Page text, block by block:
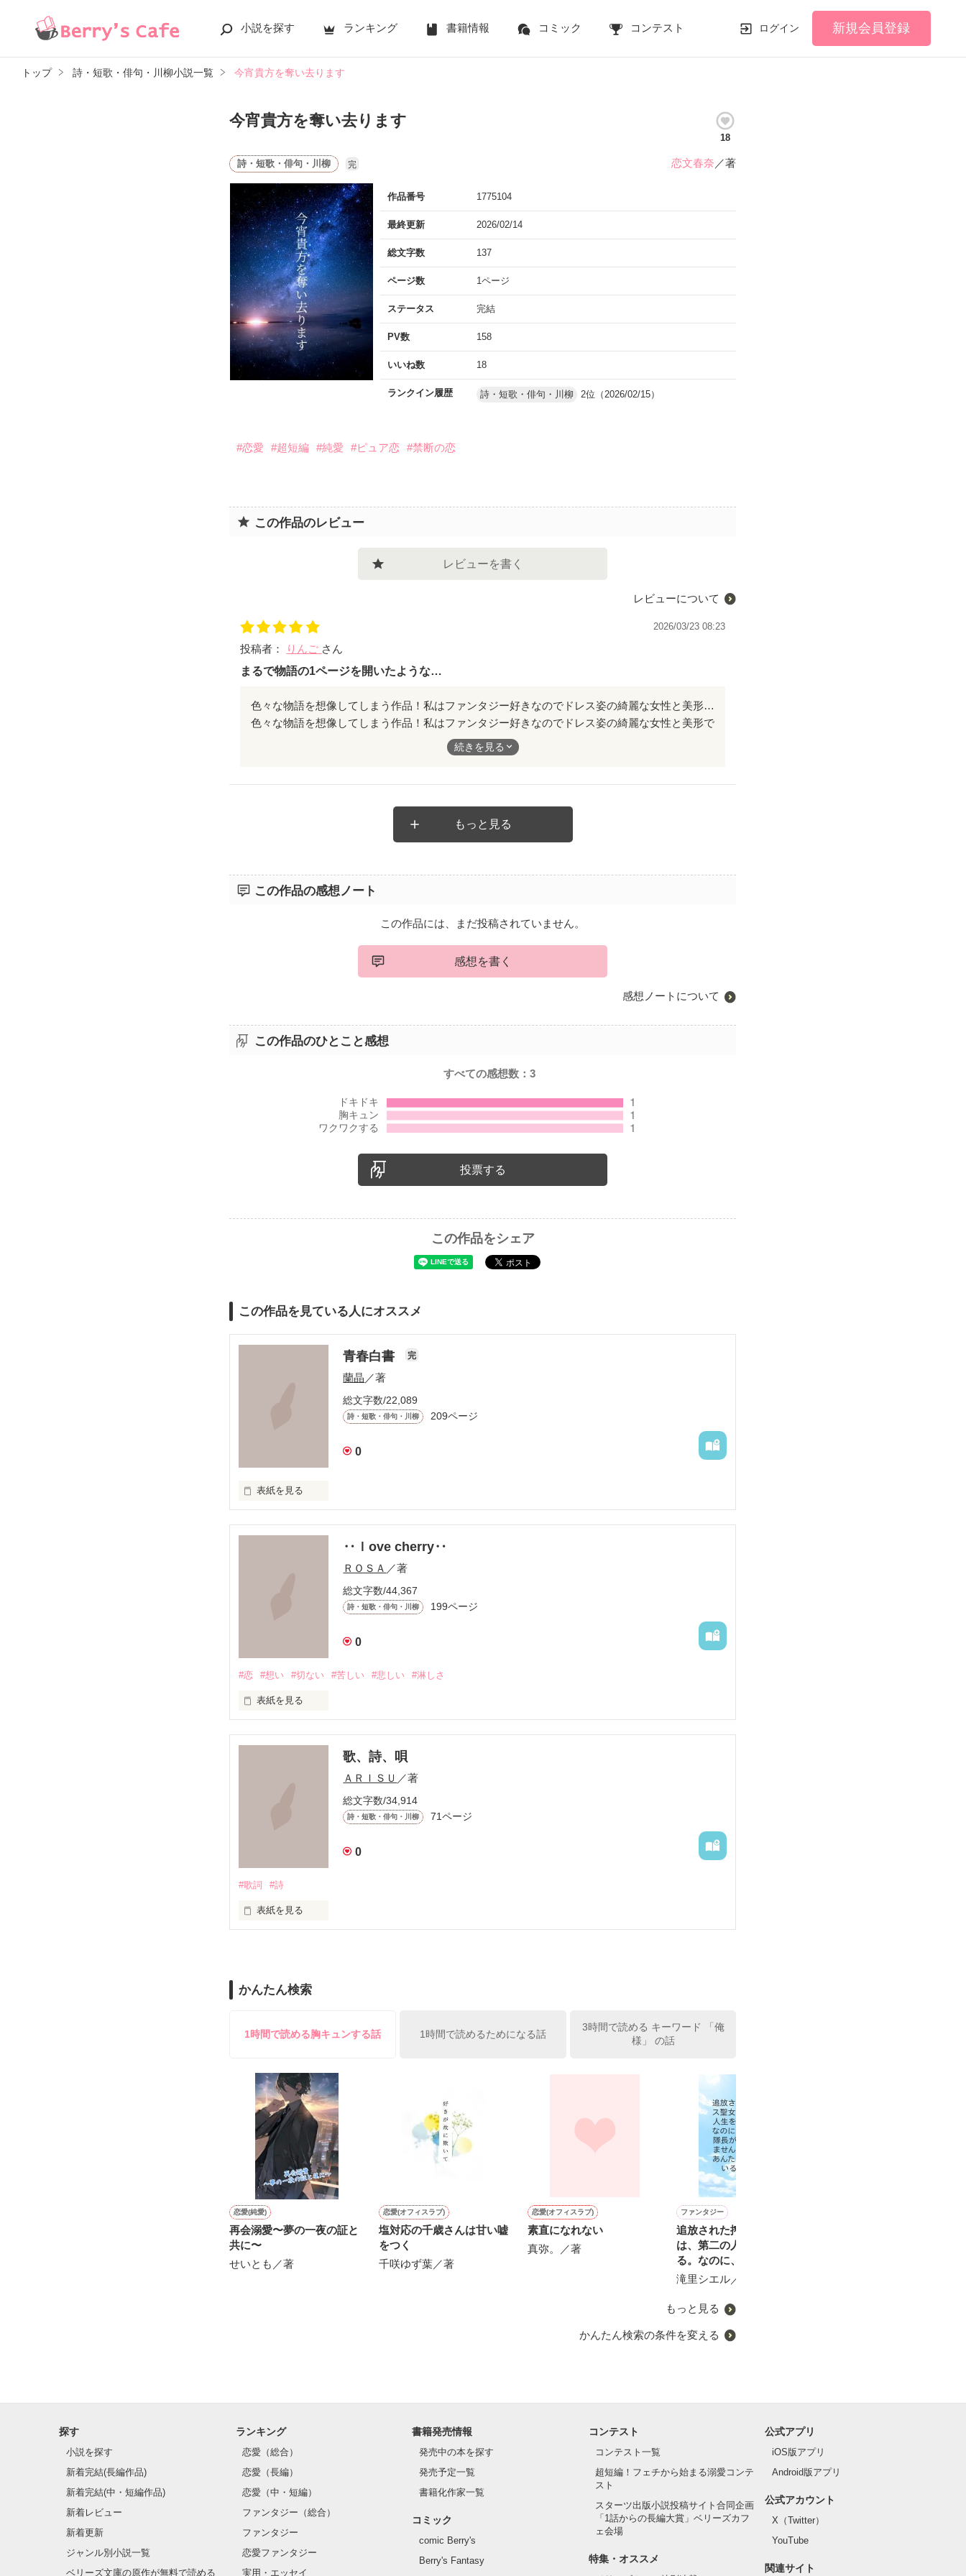
小説を探す ランキング 書籍情報 コミック コンテスト ログイン 新規会員登録
トップ 詩・短歌・俳句・川柳小説一覧 今宵貴方を奪い去ります
今宵貴方を奪い去ります
18
詩・短歌・俳句・川柳 完 恋文春奈 ／著
作品番号 1775104
最終更新 2026/02/14
総文字数 137
ページ数 1ページ
ステータス 完結
PV数 158
いいね数 18
ランクイン履歴 詩・短歌・俳句・川柳 2位（2026/02/15）
#恋愛 #超短編 #純愛 #ピュア恋 #禁断の恋
この作品のレビュー
レビューを書く
レビューについて
2026/03/23 08:23
投稿者： りんご さん
まるで物語の1ページを開いたような…
色々な物語を想像してしまう作品！私はファンタジー好きなのでドレス姿の綺麗な女性と美形で危うい感じの男性を想像してしまいました😍
色々な物語を想像してしまう作品！私はファンタジー好きなのでドレス姿の綺麗な女性と美形で
危うい感じの男性を想像してしまいました😍
続きを見る
もっと見る
この作品の感想ノート
この作品には、まだ投稿されていません。
感想を書く
感想ノートについて
この作品のひとこと感想
すべての感想数：3
投票する
この作品をシェア
この作品を見ている人にオススメ
青春白書 完
蘭晶 ／著
総文字数/22,089
詩・短歌・俳句・川柳 209ページ
0
表紙を見る
道は、浅く
もがいたふりをしていた
やっと君との
約束を守れる気がした
‥ｌove cherry‥
ＲＯＳＡ ／著
総文字数/44,367
詩・短歌・俳句・川柳 199ページ
0
#恋 #想い #切ない #苦しい #悲しい #淋しさ
表紙を見る
絶えず支配し続けては
ただひとつ
いつか辿り着けるまで
歌、詩、唄
ＡＲＩＳＵ ／著
総文字数/34,914
詩・短歌・俳句・川柳 71ページ
0
#歌詞 #詩
表紙を見る
嬉しいこと楽しいこと
きっと私達が生きてゆく中で
"かけがえのないもの"
だと思う。
恋をして、
初めて知る感情もある。
仕事をして、
何かを思い知ることもある。
それは、
想いも全部詰め込んで、
何かに残しておきたかった。
かんたん検索
1時間で読める胸キュンする話 1時間で読めるためになる話
3時間で読める キーワード 「俺
様」 の話
恋愛(純愛)
再会溺愛〜夢の一夜の証と
共に〜
せいとも／著
恋愛(オフィスラブ)
塩対応の千歳さんは甘い嘘
をつく
千咲ゆず葉／著
恋愛(オフィスラブ)
素直になれない
真弥。／著
ファンタジー
追放された搾りカス聖女
は、第二の人生を謳歌す
る。なのに、激重騎士隊長
が放してくれません！ な
んだべ!?
滝里シエル／著
もっと見る
かんたん検索の条件を変える
探す
小説を探す
新着完結(長編作品)
新着完結(中・短編作品)
新着レビュー
新着更新
ジャンル別小説一覧
ベリーズ文庫の原作が無料で読める
ランキング
恋愛（総合）
恋愛（長編）
恋愛（中・短編）
ファンタジー（総合）
ファンタジー
恋愛ファンタジー
実用・エッセイ
書籍発売情報
発売中の本を探す
発売予定一覧
書籍化作家一覧
コミック
comic Berry's
Berry's Fantasy
コンテスト
コンテスト一覧
超短編！フェチから始まる溺愛コンテ
スト
スターツ出版小説投稿サイト合同企画
「1話からの長編大賞」ベリーズカフ
ェ会場
特集・オススメ
公式アプリ
iOS版アプリ
Android版アプリ
公式アカウント
X（Twitter）
YouTube
関連サイト